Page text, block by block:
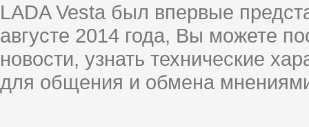
LADA Vesta был впервые
августе 2014 года, Вы можете
новости, узнать технические
для общения и обмена